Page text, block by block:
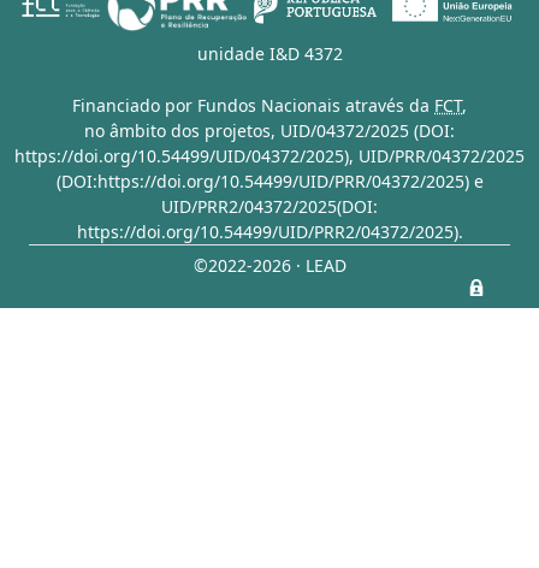
unidade I&D 4372
Financiado por Fundos Nacionais através da FCT,
no âmbito dos projetos, UID/04372/2025 (DOI:
https://doi.org/10.54499/UID/04372/2025), UID/PRR/04372/2025
(DOI:https://doi.org/10.54499/UID/PRR/04372/2025)e
UID/PRR2/04372/2025(DOI:
https://doi.org/10.54499/UID/PRR2/04372/2025).
©2022-2026 · LEAD